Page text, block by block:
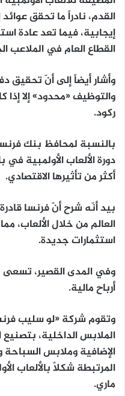
القدم، نادراً ما تحقق
إيجابية، فيما تعد عادة
القطاع العام في الملاعب
وأشار أيضاً إلى أنّ تحقيق
والتوظيف «محدود» إلا إذا
ركود.
بالنسبة لمحافظ بنك
دورة الألعاب الأولمبية
أكثر من تأثيرها الاقتصادي.
بيد أنّه شرح أنّ فرنسا
العالم من خلال الألعاب،
استثمارات جديدة.
وفي المدى القصير،
أرباح مالية.
وتقوم شركة «لو سليب
الملابس الداخلية، بتصنيع
الإضافية وملابس
المرتبطة شكلاً بالألعاب
ماري.